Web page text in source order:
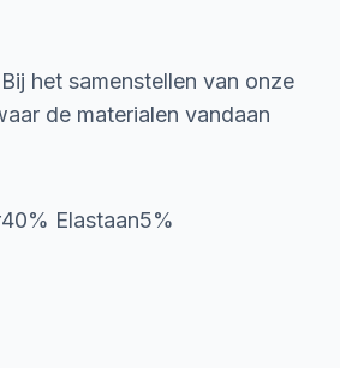
het samenstellen van onze
de materialen vandaan
Elastaan5%